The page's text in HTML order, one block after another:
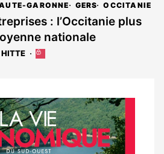
GARONNE GERS OCCITANIE
: l’Occitanie plus
nationale
Cet
aux
abonnés